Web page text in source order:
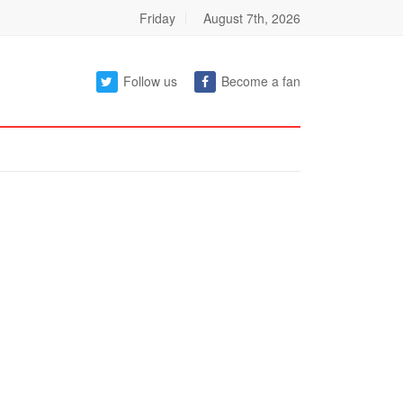
Friday August 7th, 2026
Follow us Become a fan